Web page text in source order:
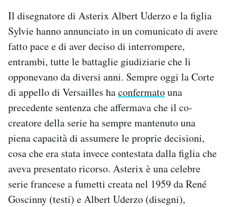
I MIEI PREFERITI
SHOP
CALENDARIO
AREA PERSONALE
Area Personale
Newsletter
Notifiche mobile
Regala il Post
Hai bisogno di aiuto?
Esci
Il disegnatore di Asterix Albert Uderzo e la figlia
Sylvie hanno annunciato in un comunicato di avere
fatto pace e di aver deciso di interrompere,
entrambi, tutte le battaglie giudiziarie che li
opponevano da diversi anni. Sempre oggi la Corte
di appello di Versailles haconfermatouna
precedente sentenza che affermava che il co-
creatore della serie ha sempre mantenuto una
piena capacità di assumere le proprie decisioni,
cosa che era stata invece contestata dalla figlia che
aveva presentato ricorso. Asterix è una celebre
serie francese a fumetti creata nel 1959 da René
Goscinny (testi) e Albert Uderzo (disegni),